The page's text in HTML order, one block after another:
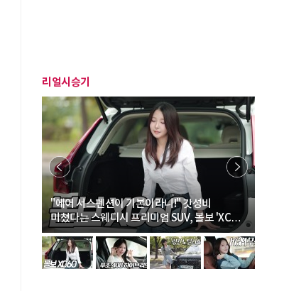
리얼시승기
"에어 서스펜션이 기본이라니!" 갓성비
미쳤다는 스웨디시 프리미엄 SUV, 볼보 'XC60
B5 울트라'